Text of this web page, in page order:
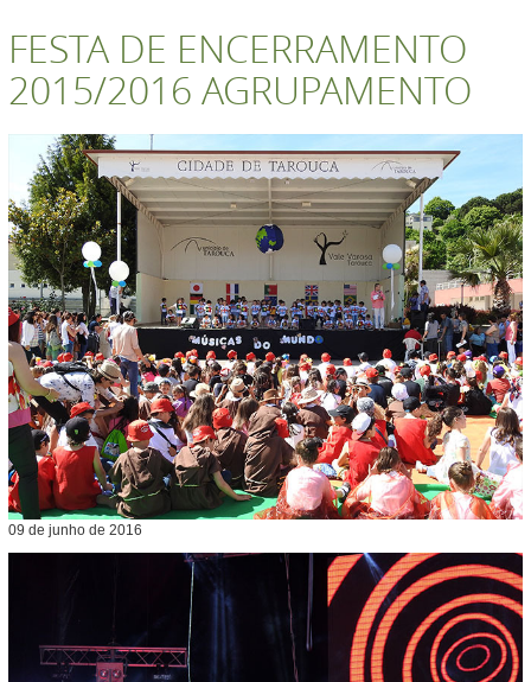
FESTA DE ENCERRAMENTO
2015/2016 AGRUPAMENTO
09 de junho de 2016